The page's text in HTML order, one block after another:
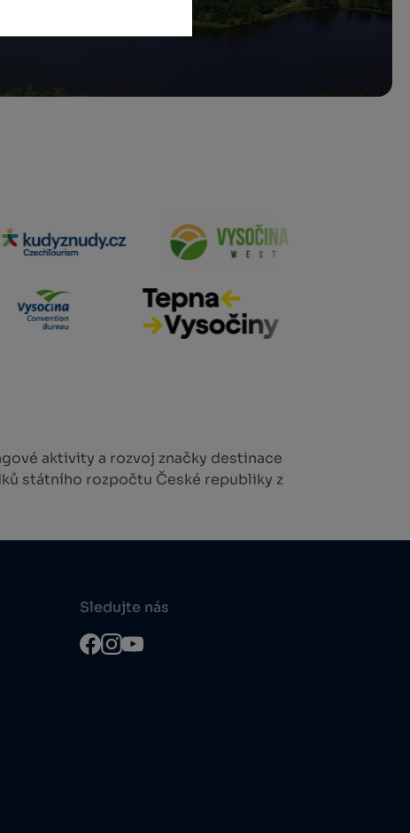
aktivity a rozvoj značky destinace
státního rozpočtu České republiky z
Sledujte nás